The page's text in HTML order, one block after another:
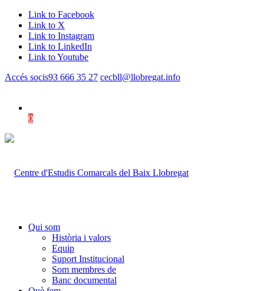
Link to Facebook
Link to X
Link to Instagram
Link to LinkedIn
Link to Youtube
Accés socis93 666 35 27 cecbll@llobregat.info
0
Qui som
Història i valors
Equip
Suport Institucional
Som membres de
Banc documental